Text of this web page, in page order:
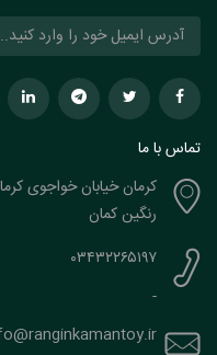
تماس با ما
رنگین کمان
۰۳۴۳۲۲۶۵۱۹۷
-